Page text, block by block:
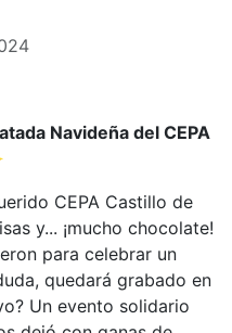
Navideña del CEPA
CEPA Castillo de
y... ¡mucho chocolate!
para celebrar un
quedará grabado en
Un evento solidario